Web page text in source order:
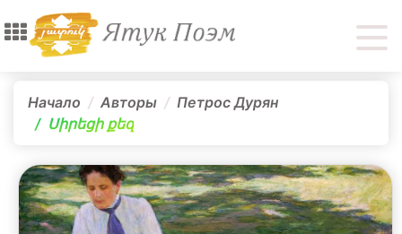
Начало Авторы
Петрос Дурян
Սիրեցի քեզ